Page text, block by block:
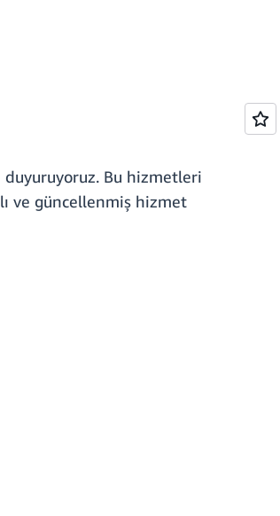
duyuruyoruz. Bu hizmetleri
ve güncellenmiş hizmet